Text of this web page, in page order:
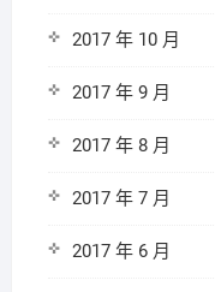
2017 年 10 月
2017 年 9 月
2017 年 8 月
2017 年 7 月
2017 年 6 月